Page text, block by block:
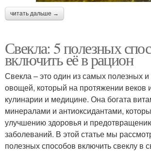
читать дальше →
Свекла: 5 полезных
включить её в рацион
Свекла – это один из самых полезных
овощей, который на протяжении веков
кулинарии и медицине. Она богата
минералами и антиоксидантами,
улучшению здоровья и
заболеваний. В этой статье мы
полезных способов включить свеклу в